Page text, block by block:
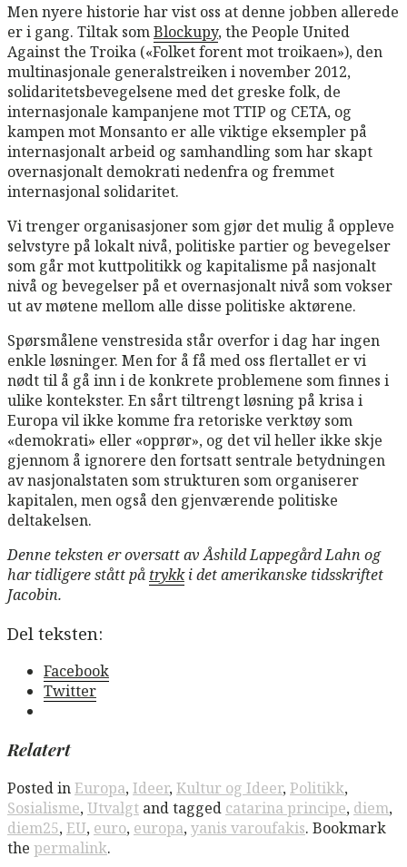
Men nyere historie har vist oss at denne jobben allerede
er i gang. Tiltak somBlockupy, the People United
Against the Troika («Folket forent mot troikaen»), den
multinasjonale generalstreiken i november 2012,
solidaritetsbevegelsene med det greske folk, de
internasjonale kampanjene mot TTIP og CETA, og
kampen mot Monsanto er alle viktige eksempler på
internasjonalt arbeid og samhandling som har skapt
overnasjonalt demokrati nedenfra og fremmet
internasjonal solidaritet.
Vi trenger organisasjoner som gjør det mulig å oppleve
selvstyre på lokalt nivå, politiske partier og bevegelser
som går mot kuttpolitikk og kapitalisme på nasjonalt
nivå og bevegelser på et overnasjonalt nivå som vokser
ut av møtene mellom alle disse politiske aktørene.
Spørsmålene venstresida står overfor i dag har ingen
enkle løsninger. Men for å få med oss flertallet er vi
nødt til å gå inn i de konkrete problemene som finnes i
ulike kontekster. En sårt tiltrengt løsning på krisa i
Europa vil ikke komme fra retoriske verktøy som
«demokrati» eller «opprør», og det vil heller ikke skje
gjennom å ignorere den fortsatt sentrale betydningen
av nasjonalstaten som strukturen som organiserer
kapitalen, men også den gjenværende politiske
deltakelsen.
Denne teksten er oversatt av Åshild Lappegård Lahn og
har tidligere stått på trykki det amerikanske tidsskriftet
Jacobin.
Del teksten:
Facebook
Twitter
Relatert
Posted inEuropa,Ideer,Kultur og Ideer,Politikk,
Sosialisme,Utvalgt and tagged catarina principe, diem,
diem25,EU, euro, europa,yanis varoufakis. Bookmark
the permalink.